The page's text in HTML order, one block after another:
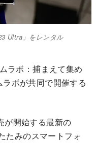
Ultra」をレンタル
ラボ：捕まえて集め
ボが共同で開催する
が開始する最新の
たみのスマートフォ